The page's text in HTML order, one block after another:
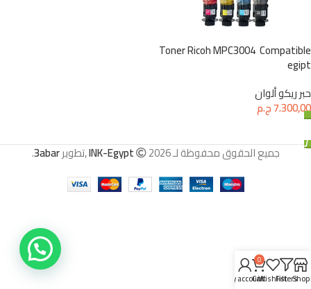
Toner Ricoh MPC3004 Compatible
egipt
حبر ريكو ألوان
7.300,00ج.م
جميع الحقوق محفوظة لـ INK-Egypt 2026 ,تطوير 3abar
.
Shop
Filters
Wishlist
0
Cart
My account